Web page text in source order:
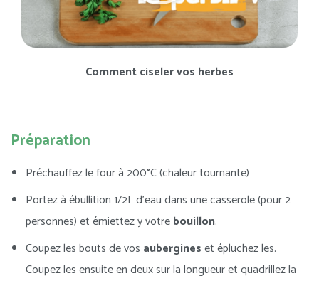
Comment ciseler vos herbes
Préparation
Préchauffez le four à 200°C (chaleur tournante)
Portez à ébullition 1/2L d’eau dans une casserole (pour 2
personnes) et émiettez y votrebouillon.
Coupez les bouts de vos aubergineset épluchez les.
Coupez les ensuite en deux sur la longueur et quadrillez la